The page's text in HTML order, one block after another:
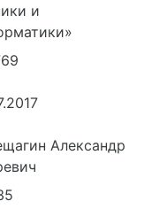
и
Александр